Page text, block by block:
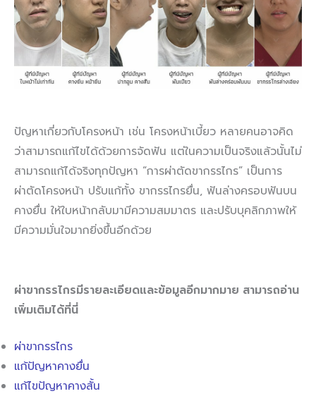
ปัญหาเกี่ยวกับโครงหน้า เช่น โครงหน้าเบี้ยว หลายคนอาจคิด
ว่าสามารถแก้ไขได้ด้วยการจัดฟัน แต่ในความเป็นจริงแล้วนั้นไม่
สามารถแก้ได้จริงทุกปัญหา “การผ่าตัดขากรรไกร” เป็นการ
ผ่าตัดโครงหน้า ปรับแก้ทั้ง ขากรรไกรยื่น, ฟันล่างครอบฟันบน
คางยื่น ให้ใบหน้ากลับมามีความสมมาตร และปรับบุคลิกภาพให้
มีความมั่นใจมากยิ่งขึ้นอีกด้วย
ผ่าขากรรไกรมีรายละเอียดและข้อมูลอีกมากมาย สามารถอ่าน
เพิ่มเติมได้ที่นี่
ผ่าขากรรไกร
แก้ปัญหาคางยื่น
แก้ไขปัญหาคางสั้น